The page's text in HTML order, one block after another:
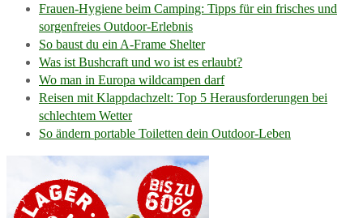
Frauen-Hygiene beim Camping: Tipps für ein frisches und
sorgenfreies Outdoor-Erlebnis
So baust du ein A-Frame Shelter
Was ist Bushcraft und wo ist es erlaubt?
Wo man in Europa wildcampen darf
Reisen mit Klappdachzelt: Top 5 Herausforderungen bei
schlechtem Wetter
So ändern portable Toiletten dein Outdoor-Leben